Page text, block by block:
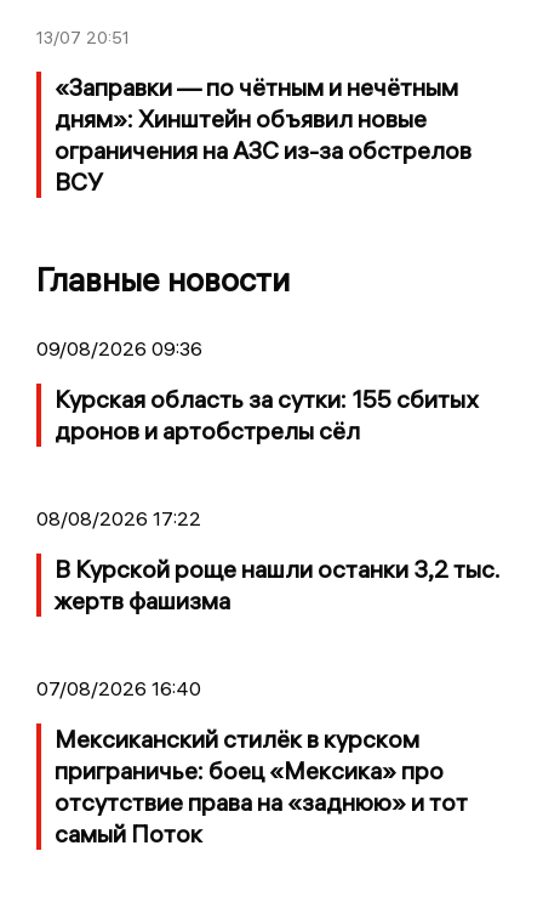
13/07 20:51
«Заправки — по чётным и нечётным
дням»: Хинштейн объявил новые
ограничения на АЗС из-за обстрелов
ВСУ
Главные новости
09/08/2026 09:36
Курская область за сутки: 155 сбитых
дронов и артобстрелы сёл
08/08/2026 17:22
В Курской роще нашли останки 3,2 тыс.
жертв фашизма
07/08/2026 16:40
Мексиканский стилёк в курском
приграничье: боец «Мексика» про
отсутствие права на «заднюю» и тот
самый Поток